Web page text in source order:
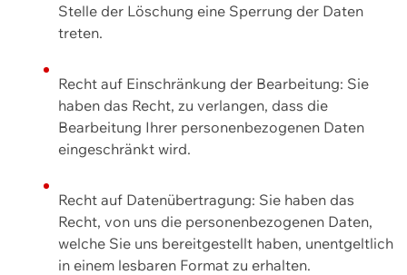
Stelle der Löschung eine Sperrung der Daten
treten.
Recht auf Einschränkung der Bearbeitung: Sie
haben das Recht, zu verlangen, dass die
Bearbeitung Ihrer personenbezogenen Daten
eingeschränkt wird.
Recht auf Datenübertragung: Sie haben das
Recht, von uns die personenbezogenen Daten,
welche Sie uns bereitgestellt haben, unentgeltlich
in einem lesbaren Format zu erhalten.